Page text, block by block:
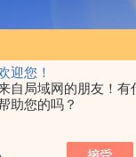
迎您！
自局域网的朋友！有
助您的吗？